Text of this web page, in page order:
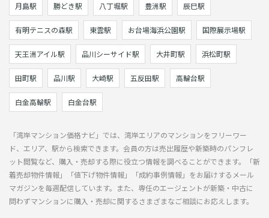
月島駅 勝どき駅 八丁堀駅 豊洲駅 辰巳駅
有明テニスの森駅 東雲駅 お台場海浜公園駅 国際展示場駅
天王洲アイル駅 品川シーサイド駅 大井町駅 浜松町駅
田町駅 品川駅 大崎駅 五反田駅 高輪台駅
白金高輪駅 白金台駅
「湾岸マンション価格ナビ」では、湾岸エリアのマンションをフリーワー
ド、エリア、駅から検索できます。会員の方は売出履歴や新築時のパンフレ
ット閲覧など、購入・売却する際に役立つ情報を調べることができます。「新
着売却物件情報」「値下げ物件情報」「成約事例情報」をお届けするメール
マガジンを毎週配信しています。また、専任のエージェントが新築・中古に
問わずマンションに購入・売却に関するさまざまなご相談にお応えします。